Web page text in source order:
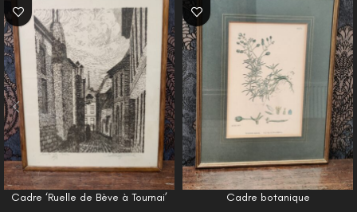
Cadre ‘Ruelle de Bève à Tournai’ Cadre botanique